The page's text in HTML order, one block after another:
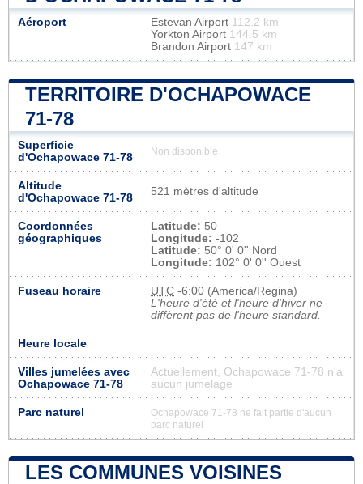
Aéroport Estevan Airport 112.2 km
Yorkton Airport 144.5 km
Brandon Airport 147 km
TERRITOIRE D'OCHAPOWACE
71-78
Superficie
d'Ochapowace 71-78
Non disponible
Altitude
d'Ochapowace 71-78
521 mètres d'altitude
Coordonnées
géographiques
Latitude: 50
Longitude: -102
Latitude: 50° 0' 0'' Nord
Longitude: 102° 0' 0'' Ouest
Fuseau horaire UTC -6:00 (America/Regina)
L'heure d'été et l'heure d'hiver ne
diffèrent pas de l'heure standard.
Heure locale
Villes jumelées avec
Ochapowace 71-78
Actuellement, Ochapowace 71-78 n'a
aucun jumelage
Parc naturel
Ochapowace 71-78 ne fait partie d'aucun
parc naturel
LES COMMUNES VOISINES